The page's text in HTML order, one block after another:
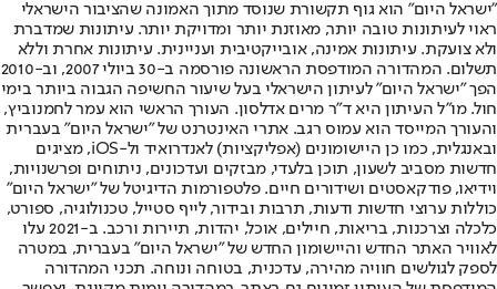
"ישראל היום" הוא גוף תקשורת שנוסד מתוך האמונה שהציבור הישראלי
ראוי לעיתונות טובה יותר, מאוזנת יותר ומדויקת יותר. עיתונות שמדברת
ולא צועקת. עיתונות אמינה, אובייקטיבית ועניינית. עיתונות אחרת וללא
תשלום. המהדורה המודפסת הראשונה פורסמה ב-30 ביולי 2007, וב-2010
הפך "ישראל היום" לעיתון הישראלי בעל שיעור החשיפה הגבוה ביותר בימי
חול. מו"ל העיתון היא ד"ר מרים אדלסון. העורך הראשי הוא עמר לחמנוביץ,
והעורך המייסד הוא עמוס רגב. אתרי האינטרנט של "ישראל היום" בעברית
ובאנגלית, כמו כן היישומונים (אפליקציות) לאנדרואיד ול-iOS, מציגים
חדשות מסביב לשעון, תוכן בלעדי, מבזקים ועדכונים, ניתוחים ופרשנויות,
וידיאו, פודקאסטים ושידורים חיים. פלטפורמות הדיגיטל של "ישראל היום"
כוללות ערוצי חדשות ודעות, תרבות ובידור, לייף סטייל, טכנולוגיה, ספורט,
כלכלה וצרכנות, בריאות, חיילים, אוכל, יהדות, תיירות ורכב. ב-2021 עלו
לאוויר האתר החדש והיישומון החדש של "ישראל היום" בעברית, במטרה
לספק לגולשים חוויה מהירה, עדכנית, בטוחה ונוחה. תכני המהדורה